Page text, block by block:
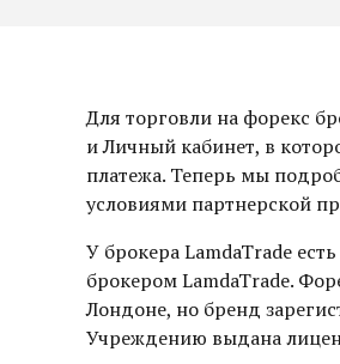
Для торговли на форекс
и Личный кабинет, в
платежа. Теперь мы
условиями партнерской
У брокера LamdaTrade
брокером LamdaTrade.
Лондоне, но бренд
Учреждению выдана